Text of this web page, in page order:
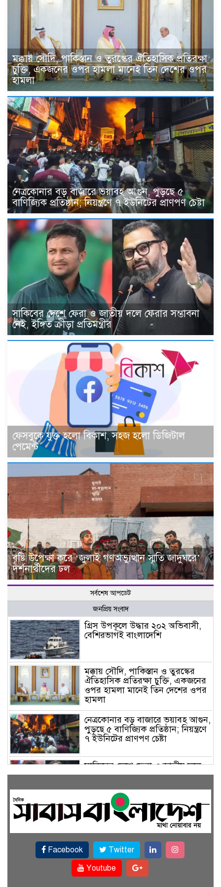
মক্কায় সৌদি, পাকিস্তান ও তুরস্কের ঐতিহাসিক প্রতিরক্ষা
চুক্তি, একজনের ওপর হামলা মানেই তিন দেশের ওপর
হামলা
নেত্রকোনার বড় বাজারে ভয়াবহ আগুন, পুড়ছে ৫
বাণিজ্যিক প্রতিষ্ঠান; নিয়ন্ত্রণে ৭ ইউনিটের প্রাণপণ চেষ্টা
সাকিবের দেশে ফেরা ও জাতীয় দলে ফেরার সম্ভাবনা
নেই, ইঙ্গিত ক্রীড়া প্রতিমন্ত্রীর
ফেসবুকে যুক্ত হলো বিকাশ, সহজ হলো ডিজিটাল
পেমেন্ট
বৃষ্টি উপেক্ষা করে ‘জুলাই গণঅভ্যুত্থান স্মৃতি জাদুঘরে’
দর্শনার্থীদের ঢল
সর্বশেষ আপডেট
জনপ্রিয় সংবাদ
গ্রিস উপকূলে উদ্ধার ২০২ অভিবাসী,
বেশিরভাগই বাংলাদেশি
মক্কায় সৌদি, পাকিস্তান ও তুরস্কের
ঐতিহাসিক প্রতিরক্ষা চুক্তি, একজনের
ওপর হামলা মানেই তিন দেশের ওপর
হামলা
নেত্রকোনার বড় বাজারে ভয়াবহ আগুন,
পুড়ছে ৫ বাণিজ্যিক প্রতিষ্ঠান; নিয়ন্ত্রণে
৭ ইউনিটের প্রাণপণ চেষ্টা
সাকিবের দেশে ফেরা ও জাতীয় দলে
ফেরার সম্ভাবনা নেই, ইঙ্গিত ক্রীড়া
ফেসবুকে যুক্ত হলো বিকাশ, সহজ
হলো ডিজিটাল পেমেন্ট
বৃষ্টি উপেক্ষা করে ‘জুলাই গণঅভ্যুত্থান
স্মৃতি জাদুঘরে’ দর্শনার্থীদের ঢল
Facebook
Twitter
Youtube